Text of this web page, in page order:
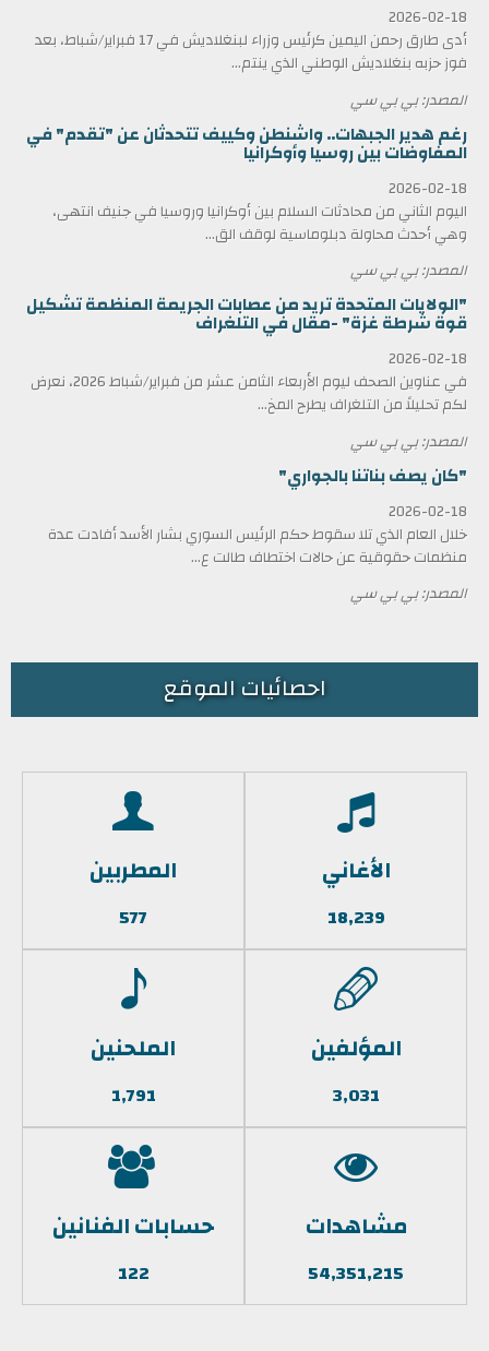
2026-02-18
أدى طارق رحمن اليمين كرئيس وزراء لبنغلاديش في 17 فبراير/شباط، بعد
فوز حزبه بنغلاديش الوطني الذي ينتم...
المصدر: بي بي سي
رغم هدير الجبهات.. واشنطن وكييف تتحدثان عن "تقدم" في
المفاوضات بين روسيا وأوكرانيا
2026-02-18
اليوم الثاني من محادثات السلام بين أوكرانيا وروسيا في جنيف انتهى،
وهي أحدث محاولة دبلوماسية لوقف الق...
المصدر: بي بي سي
"الولايات المتحدة تريد من عصابات الجريمة المنظمة تشكيل
قوة شرطة غزة" -مقال في التلغراف
2026-02-18
في عناوين الصحف ليوم الأربعاء الثامن عشر من فبراير/شباط 2026، نعرض
لكم تحليلاً من التلغراف يطرح المخ...
المصدر: بي بي سي
"كان يصف بناتنا بالجواري"
2026-02-18
خلال العام الذي تلا سقوط حكم الرئيس السوري بشار الأسد أفادت عدة
منظمات حقوقية عن حالات اختطاف طالت ع...
المصدر: بي بي سي
احصائيات الموقع
الأغاني
18,239
المطربين
577
المؤلفين
3,031
الملحنين
1,791
مشاهدات
54,351,215
حسابات الفنانين
122